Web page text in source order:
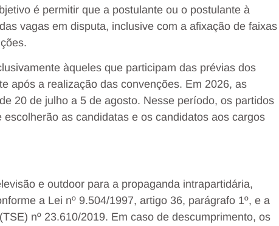
é permitir que a postulante ou o postulante à
vagas em disputa, inclusive com a afixação de faixas
àqueles que participam das prévias dos
após a realização das convenções. Em 2026, as
20 de julho a 5 de agosto. Nesse período, os partidos
as candidatas e os candidatos aos cargos
e outdoor para a propaganda intrapartidária,
a Lei nº 9.504/1997, artigo 36, parágrafo 1º, e a
nº 23.610/2019. Em caso de descumprimento, os